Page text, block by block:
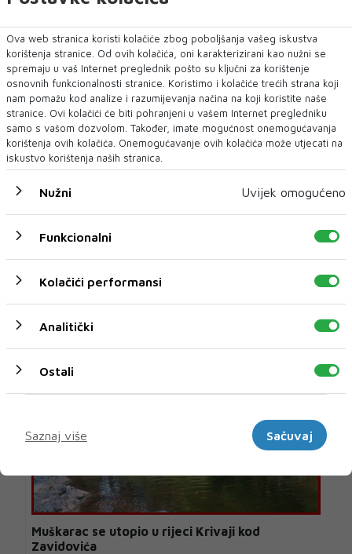
Crna kronika
Preminuo ugledni mostarski kardiokirurg Sead
oliklinika Arbor Vitae Dr. Sarić oprostila se od prim. dr.
Seada Mulahasanovića, uglednog kardiok...
Muškarac se utopio u rijeci Krivaji kod
Zavidovića
Ova web stranica koristi kolačiće zbog poboljšanja vašeg iskustva
korištenja stranice. Od ovih kolačića, oni karakterizirani kao nužni se
spremaju u vaš Internet preglednik pošto su ključni za korištenje
osnovnih funkcionalnosti stranice. Koristimo i kolačiće trećih strana koji
nam pomažu kod analize i razumijevanja načina na koji koristite naše
stranice. Ovi kolačići će biti pohranjeni u vašem Internet pregledniku
samo s vašom dozvolom. Također, imate mogućnost onemogućavanja
korištenja ovih kolačića. Onemogućavanje ovih kolačića može utjecati na
iskustvo korištenja naših stranica.
Nužni Uvijek omogućeno
Funkcionalni
Kolačići performansi
Analitički
Ostali
Saznaj više
Sačuvaj